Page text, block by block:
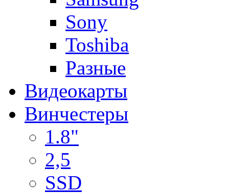
Sony
Toshiba
Разные
Видеокарты
Винчестеры
1.8"
2,5
SSD